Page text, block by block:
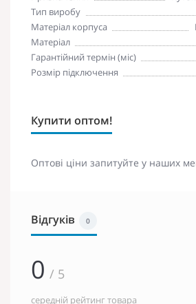
Тип виробу
Матеріал корпуса
Матеріал
Гарантійний термін (міс)
Розмір підключення
Купити оптом!
Оптові ціни запитуйте у наших
Відгуків 0
0 / 5
середній рейтинг товара